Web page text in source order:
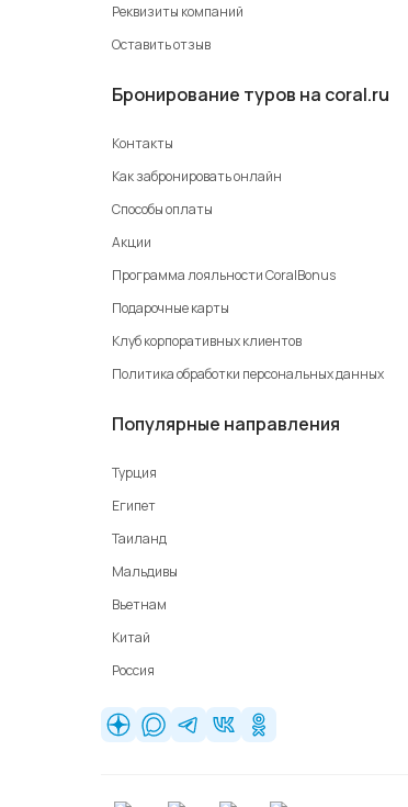
Реквизиты компаний
Оставить отзыв
Бронирование туров на coral.ru
Контакты
Как забронировать онлайн
Способы оплаты
Акции
Программа лояльности CoralBonus
Подарочные карты
Клуб корпоративных клиентов
Политика обработки персональных данных
Популярные направления
Турция
Египет
Таиланд
Мальдивы
Вьетнам
Китай
Россия